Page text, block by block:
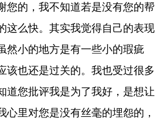
您的，我不知道若是没有您的帮
这么快。其实我觉得自己的表现
然小的地方是有一些小的瑕疵
该也还是过关的。我也受过很多
道您批评我是为了我好，是想让
心里对您是没有丝毫的埋怨的，